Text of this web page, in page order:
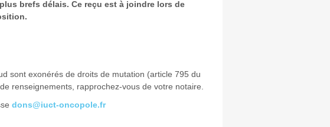
brefs délais. Ce reçu est à joindre lors de
sont exonérés de droits de mutation (article 795 du
renseignements, rapprochez-vous de votre notaire.
dons@iuct-oncopole.fr